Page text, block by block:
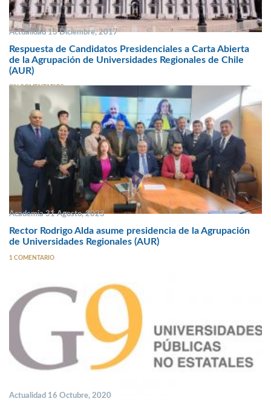
Actualidad 13 Diciembre, 2017
Respuesta de Candidatos Presidenciales a Carta Abierta
de la Agrupación de Universidades Regionales de Chile
(AUR)
SIN COMENTARIOS
Academia 31 Agosto, 2023
Rector Rodrigo Alda asume presidencia de la Agrupación
de Universidades Regionales (AUR)
1 COMENTARIO
Actualidad 16 Octubre, 2020